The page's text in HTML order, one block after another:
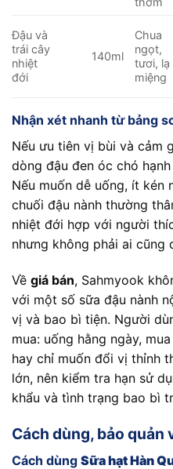
Đậu và
trái cây
nhiệt
đới
140ml
Chua
ngọt,
tươi, lạ
miệng
Nhận xét nhanh từ bảng
Nếu ưu tiên vị bùi và cảm
dòng đậu đen óc chó
Nếu muốn dễ uống, ít kén
chuối đậu nành thường
nhiệt đới hợp với người
nhưng không phải ai cũng
Về giá bán, Sahmyook
với một số sữa đậu nành
vị và bao bì tiện. Người
mua: uống hằng ngày,
hay chỉ muốn đổi vị thỉnh
lớn, nên kiểm tra hạn sử
khẩu và tình trạng bao bì
Cách dùng, bảo quản
Cách dùng Sữa hạt Hàn